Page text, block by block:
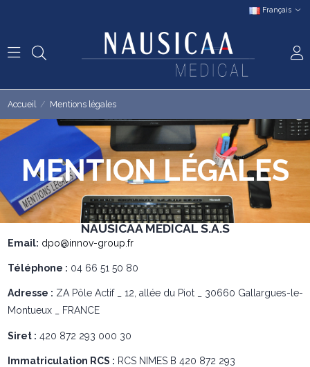
Français
Accueil Mentions légales
MENTION LÉGALES
NAUSICAA MEDICAL S.A.S
Email: dpo@innov-group.fr
Téléphone : 04 66 51 50 80
Adresse : ZA Pôle Actif _ 12, allée du Piot _ 30660 Gallargues-le-
Montueux _ FRANCE
Siret : 420 872 293 000 30
Immatriculation RCS : RCS NIMES B 420 872 293